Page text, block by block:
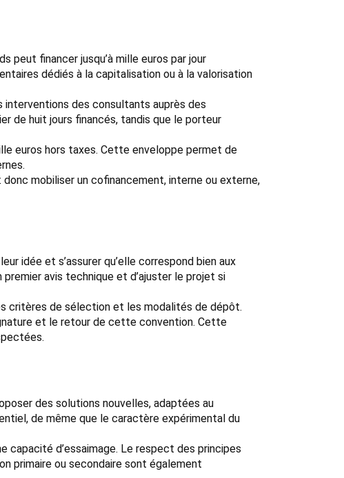
peut financer jusqu’à mille euros par jour
dédiés à la capitalisation ou à la valorisation
interventions des consultants auprès des
de huit jours financés, tandis que le porteur
euros hors taxes. Cette enveloppe permet de
mobiliser un cofinancement, interne ou externe,
idée et s’assurer qu’elle correspond bien aux
avis technique et d’ajuster le projet si
critères de sélection et les modalités de dépôt.
et le retour de cette convention. Cette
des solutions nouvelles, adaptées au
de même que le caractère expérimental du
d’essaimage. Le respect des principes
primaire ou secondaire sont également